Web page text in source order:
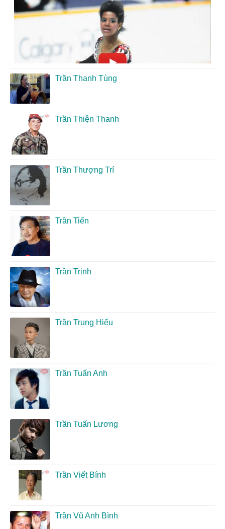
Trần Thanh Tùng
Trần Thiện Thanh
Trần Thượng Trí
Trần Tiến
Trần Trịnh
Trần Trung Hiếu
Trần Tuấn Anh
Trần Tuấn Lương
Trần Viết Bính
Trần Vũ Anh Bình